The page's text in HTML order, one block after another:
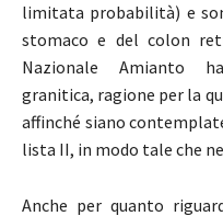
limitata probabilità) e
stomaco e del colon
Nazionale Amianto ha
granitica, ragione per la
affinché siano
lista II, in modo tale che
Anche per quanto